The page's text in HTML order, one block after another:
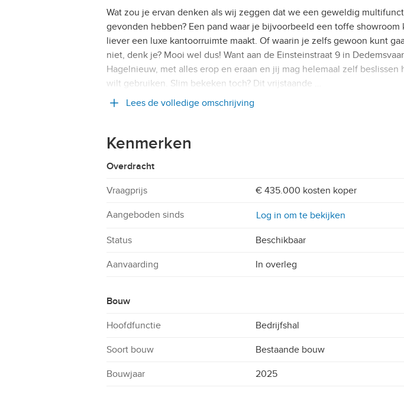
Wat zou je ervan denken als wij zeggen dat we een geweldig
gevonden hebben? Een pand waar je bijvoorbeeld een toffe showroom
liever een luxe kantoorruimte maakt. Of waarin je zelfs gewoon kunt
niet, denk je? Mooi wel dus! Want aan de Einsteinstraat 9 in
Hagelnieuw, met alles erop en eraan en jij mag helemaal zelf beslissen
wilt gebruiken. Slim bekeken toch? Dit vrijstaande …
Lees de volledige omschrijving
Kenmerken
Overdracht
Vraagprijs € 435.000 kosten koper
Aangeboden sinds Log in om te bekijken
Status Beschikbaar
Aanvaarding In overleg
Bouw
Hoofdfunctie Bedrijfshal
Soort bouw Bestaande bouw
Bouwjaar 2025